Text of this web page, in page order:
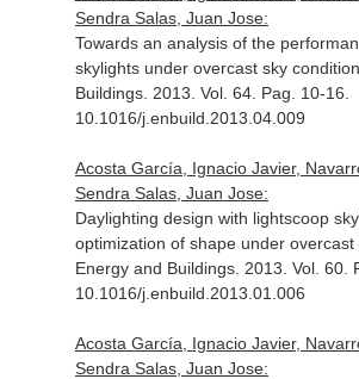
Sendra Salas, Juan Jose:
Towards an analysis of the
skylights under overcast sky
Buildings. 2013. Vol. 64. Pag. 10-16.
10.1016/j.enbuild.2013.04.009
Acosta García, Ignacio Javier,
Sendra Salas, Juan Jose:
Daylighting design with lightscoop
optimization of shape under overcast
Energy and Buildings. 2013. Vol. 60.
10.1016/j.enbuild.2013.01.006
Acosta García, Ignacio Javier,
Sendra Salas, Juan Jose: